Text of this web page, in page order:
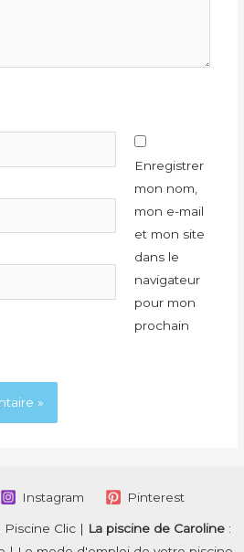
Enregistrer
mon nom,
mon e-mail
et mon site
dans le
navigateur
pour mon
prochain
Instagram Pinterest
Clic | La piscine de Caroline: